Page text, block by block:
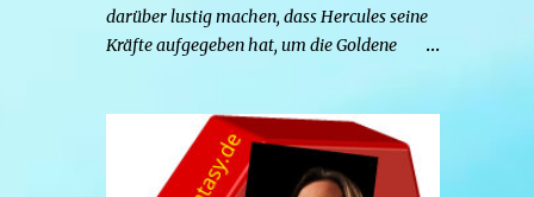
darüber lustig machen, dass Hercules seine
Kräfte aufgegeben hat, um die Goldene
Grund zu gehen. Tatsächlich handelt es sich
bei den beiden Männern um Mars und Strife.
Serena ist glücklich mit ihrem neuen Leben